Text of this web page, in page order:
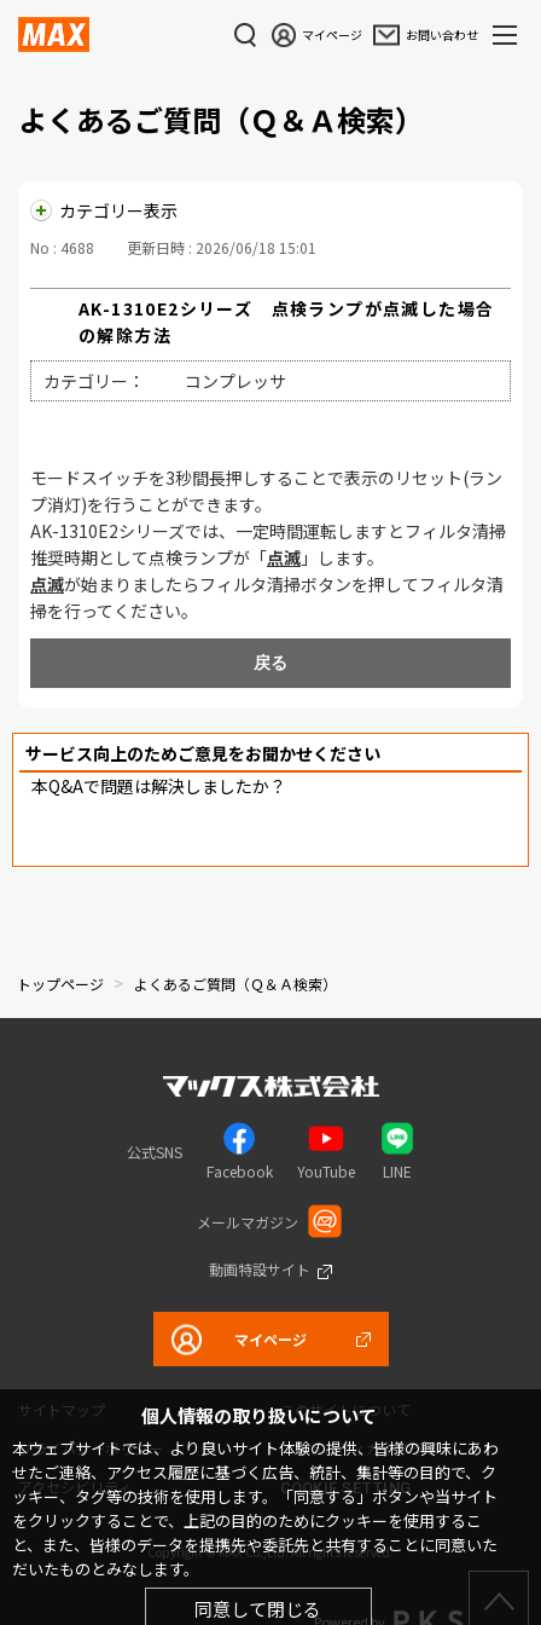
マイページ お問い合わせ
よくあるご質問（Ｑ＆Ａ検索）
個人情報の取り扱いについて
本ウェブサイトでは、より良いサイト体験の提供、皆様の興味にあわ
せたご連絡、アクセス履歴に基づく広告、統計、集計等の目的で、ク
ッキー、タグ等の技術を使用します。「同意する」ボタンや当サイト
をクリックすることで、上記の目的のためにクッキーを使用するこ
と、また、皆様のデータを提携先や委託先と共有することに同意いた
だいたものとみなします。
同意して閉じる
カテゴリー表示
No : 4688 更新日時 : 2026/06/18 15:01
AK-1310E2シリーズ 点検ランプが点滅した場合
の解除方法
カテゴリー：
コンプレッサ
モードスイッチを3秒間長押しすることで表示のリセット(ラン
プ消灯)を行うことができます。
AK-1310E2シリーズでは、一定時間運転しますとフィルタ清掃
推奨時期として点検ランプが「点滅 」します。
点滅が始まりましたらフィルタ清掃ボタンを押してフィルタ清
掃を行ってください。
戻る
サービス向上のためご意見をお聞かせください
本Q&Aで問題は解決しましたか？
トップページ よくあるご質問（Ｑ＆Ａ検索）
公式SNS
Facebook
YouTube LINE
メールマガジン
動画特設サイト
マイページ
サイトマップ
このサイトについて
プライバシーポリシー
コミュニティガイドライン
アクセシビリティ
COOKIE SETTING
Copyright © MAX Co.,Ltd. All rights reserved.
Powered by